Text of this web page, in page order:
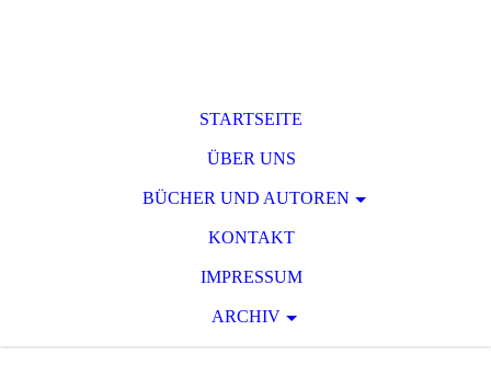
STARTSEITE
ÜBER UNS
BÜCHER UND AUTOREN
KONTAKT
IMPRESSUM
ARCHIV